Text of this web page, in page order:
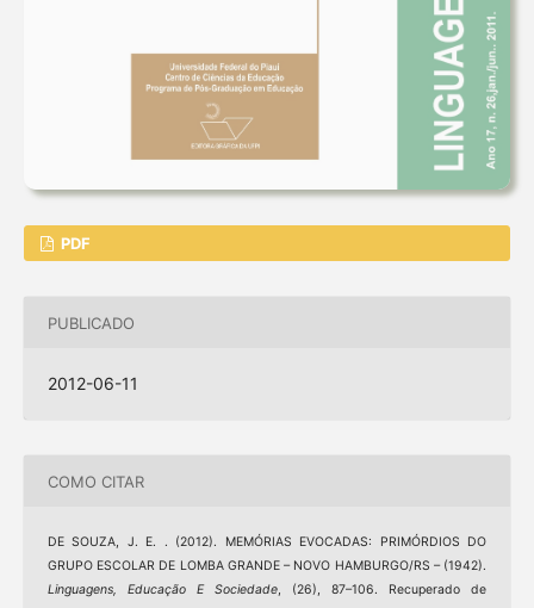
PDF
PUBLICADO
2012-06-11
COMO CITAR
DE SOUZA, J. E. . (2012). MEMÓRIAS EVOCADAS: PRIMÓRDIOS DO
GRUPO ESCOLAR DE LOMBA GRANDE – NOVO HAMBURGO/RS – (1942).
Linguagens, Educação E Sociedade, (26), 87–106. Recuperado de